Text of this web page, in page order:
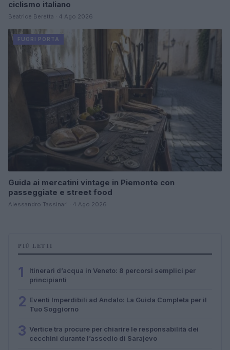
ciclismo italiano
Beatrice Beretta · 4 Ago 2026
FUORI PORTA
Guida ai mercatini vintage in Piemonte con
passeggiate e street food
Alessandro Tassinari · 4 Ago 2026
PIÙ LETTI
1
Itinerari d’acqua in Veneto: 8 percorsi semplici per
principianti
2 Eventi Imperdibili ad Andalo: La Guida Completa per il
Tuo Soggiorno
3 Vertice tra procure per chiarire le responsabilità dei
cecchini durante l’assedio di Sarajevo